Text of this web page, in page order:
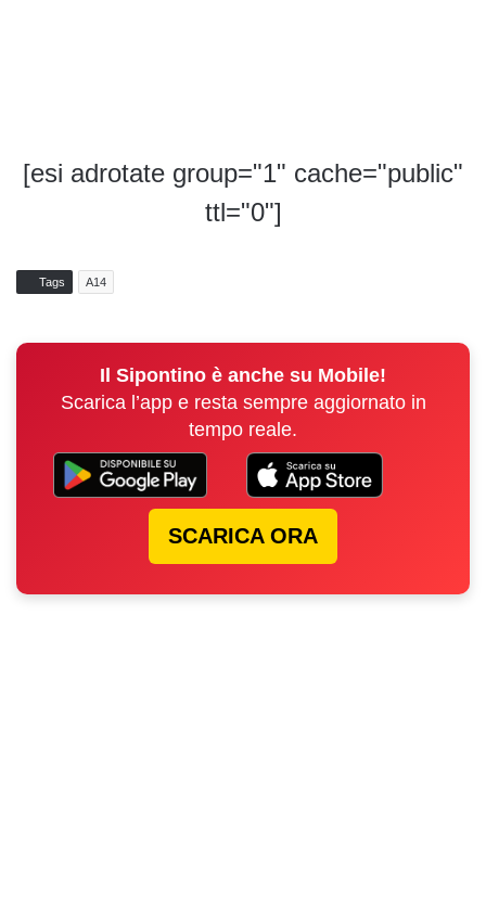
[esi adrotate group="1" cache="public"
ttl="0"]
Tags A14
Il Sipontino è anche su Mobile!
Scarica l’app e resta sempre aggiornato in
tempo reale.
SCARICA ORA